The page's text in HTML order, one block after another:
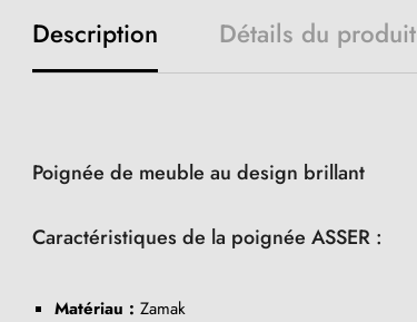
Description Détails du produit
Poignée de meuble au design brillant
Caractéristiques de la poignée ASSER :
Matériau : Zamak